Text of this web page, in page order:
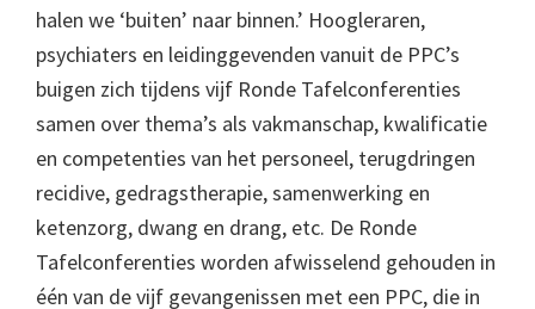
halen we ‘buiten’ naar binnen.’ Hoogleraren,
psychiaters en leidinggevenden vanuit de PPC’s
buigen zich tijdens vijf Ronde Tafelconferenties
samen over thema’s als vakmanschap, kwalificatie
en competenties van het personeel, terugdringen
recidive, gedragstherapie, samenwerking en
ketenzorg, dwang en drang, etc. De Ronde
Tafelconferenties worden afwisselend gehouden in
één van de vijf gevangenissen met een PPC, die in